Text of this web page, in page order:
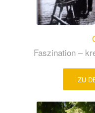
Faszination –
ZU